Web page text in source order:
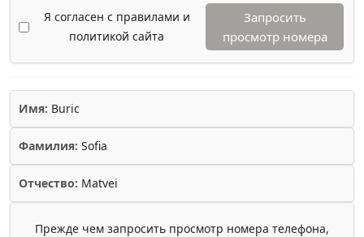
Я согласен с правилами и
политикой сайта
Запросить
просмотр номера
Имя: Buric
Фамилия: Sofia
Отчество: Matvei
Прежде чем запросить просмотр номера телефона,